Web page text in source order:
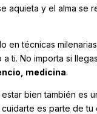
aquieta y el alma se
en técnicas
a ti. No importa si
medicina.
bien también es
es parte de tu